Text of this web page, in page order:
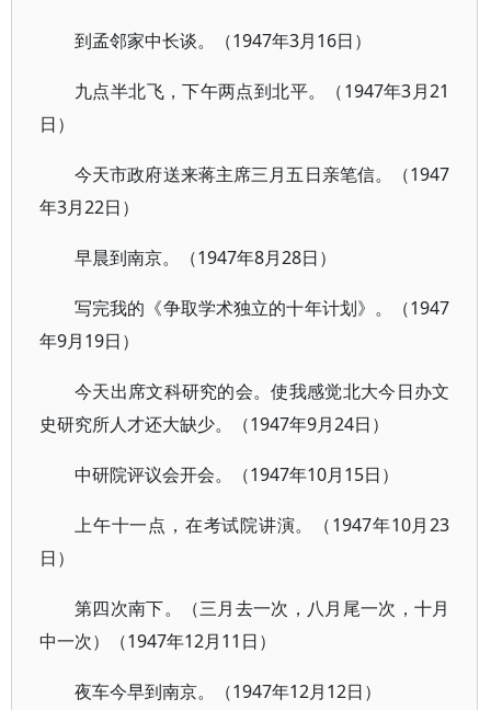
到孟邻家中长谈。（1947年3月16日）
九点半北飞，下午两点到北平。（1947年3月21
日）
今天市政府送来蒋主席三月五日亲笔信。（1947
年3月22日）
早晨到南京。（1947年8月28日）
写完我的《争取学术独立的十年计划》。（1947
年9月19日）
今天出席文科研究的会。使我感觉北大今日办文
史研究所人才还大缺少。（1947年9月24日）
中研院评议会开会。（1947年10月15日）
上午十一点，在考试院讲演。（1947年10月23
日）
第四次南下。（三月去一次，八月尾一次，十月
中一次）（1947年12月11日）
夜车今早到南京。（1947年12月12日）